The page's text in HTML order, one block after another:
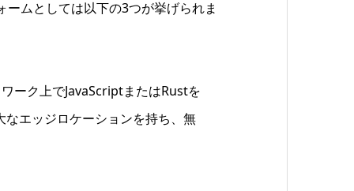
ムとしては以下の3つが挙げられま
ーク上でJavaScriptまたはRustを
エッジロケーションを持ち、無